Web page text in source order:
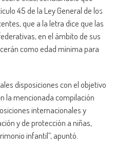
45 de la Ley General de los
que a la letra dice que las
en el ámbito de sus
como edad mínima para
disposiciones con el objetivo
la mencionada compilación
internacionales y
y de protección a niñas,
infantil”, apuntó.